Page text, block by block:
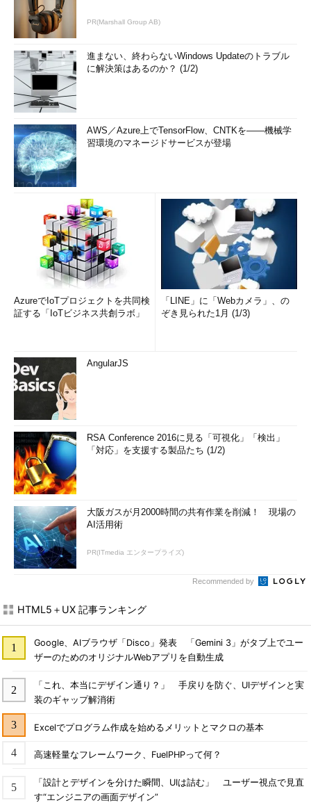
PR(Marshall Group AB)
進まない、終わらないWindows Updateのトラブル
に解決策はあるのか？ (1/2)
AWS／Azure上でTensorFlow、CNTKを――機械学
習環境のマネージドサービスが登場
AzureでIoTプロジェクトを共同検
証する「IoTビジネス共創ラボ」
「LINE」に「Webカメラ」、の
ぞき見られた1月 (1/3)
AngularJS
RSA Conference 2016に見る「可視化」「検出」
「対応」を支援する製品たち (1/2)
大阪ガスが月2000時間の共有作業を削減！ 現場の
AI活用術
PR(ITmedia エンタープライズ)
Recommended by
HTML5＋UX 記事ランキング
Google、AIブラウザ「Disco」発表 「Gemini 3」がタブ上でユー
ザーのためのオリジナルWebアプリを自動生成
「これ、本当にデザイン通り？」 手戻りを防ぐ、UIデザインと実
装のギャップ解消術
Excelでプログラム作成を始めるメリットとマクロの基本
高速軽量なフレームワーク、FuelPHPって何？
「設計とデザインを分けた瞬間、UIは詰む」 ユーザー視点で見直
す“エンジニアの画面デザイン”